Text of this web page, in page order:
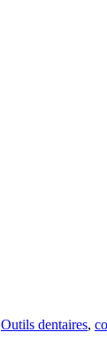
Outils dentaires,